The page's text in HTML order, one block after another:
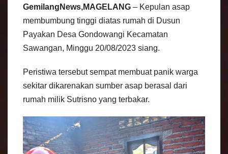
GemilangNews,MAGELANG – Kepulan asap
membumbung tinggi diatas rumah di Dusun
Payakan Desa Gondowangi Kecamatan
Sawangan, Minggu 20/08/2023 siang.
Peristiwa tersebut sempat membuat panik warga
sekitar dikarenakan sumber asap berasal dari
rumah milik Sutrisno yang terbakar.